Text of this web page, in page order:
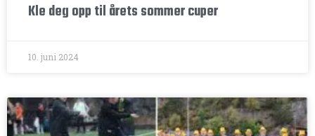
Kle deg opp til årets sommer cuper
10. juni 2024